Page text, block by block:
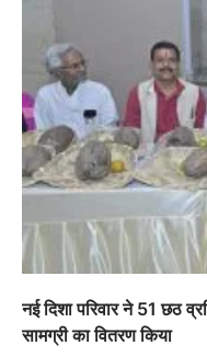
नई दिशा परिवार ने 51 छठ
सामग्री का वितरण किया